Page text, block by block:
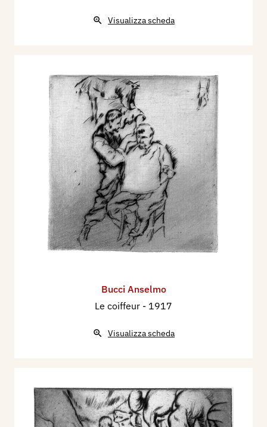
Visualizza scheda
Bucci Anselmo
Le coiffeur - 1917
Visualizza scheda